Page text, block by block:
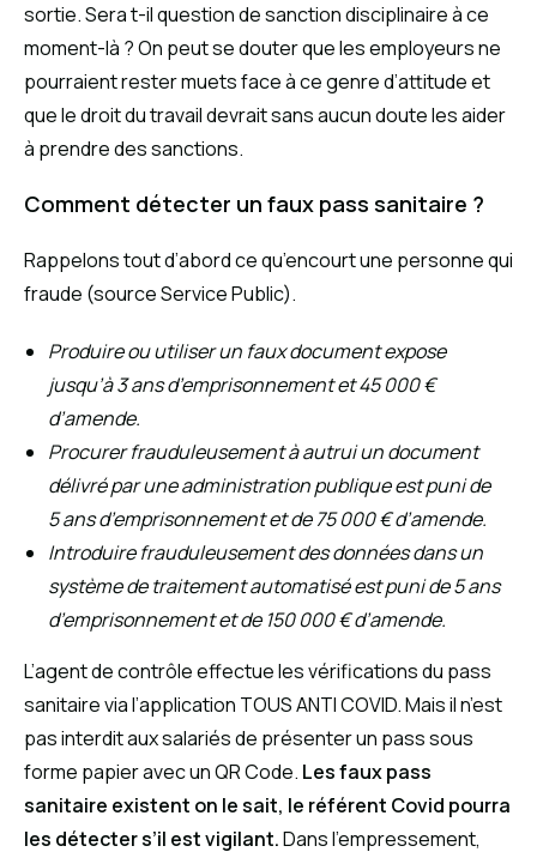
sortie. Sera t-il question de sanction disciplinaire à ce
moment-là ? On peut se douter que les employeurs ne
pourraient rester muets face à ce genre d’attitude et
que le droit du travail devrait sans aucun doute les aider
à prendre des sanctions.
Comment détecter un faux pass sanitaire ?
Rappelons tout d’abord ce qu’encourt une personne qui
fraude (source Service Public).
Produire ou utiliser un faux document expose
jusqu’à 3 ans d’emprisonnement et45 000 €
d’amende.
Procurer frauduleusement à autrui un document
délivré par une administration publique est puni de
5 ans d’emprisonnement et de75 000 €d’amende.
Introduire frauduleusement des données dans un
système de traitement automatisé est puni de 5 ans
d’emprisonnement et de 150 000 €d’amende.
L’agent de contrôle effectue les vérifications du pass
sanitaire via l’application TOUS ANTI COVID. Mais il n’est
pas interdit aux salariés de présenter un pass sous
forme papier avec un QR Code. Les faux pass
sanitaire existent on le sait, le référent Covid pourra
les détecter s’il est vigilant.Dans l’empressement,